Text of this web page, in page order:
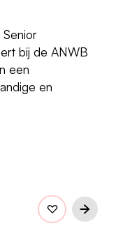
bij de ANWB
een
en